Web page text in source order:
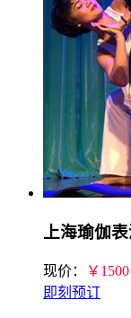
上海瑜伽
现价： ￥1500
即刻预订